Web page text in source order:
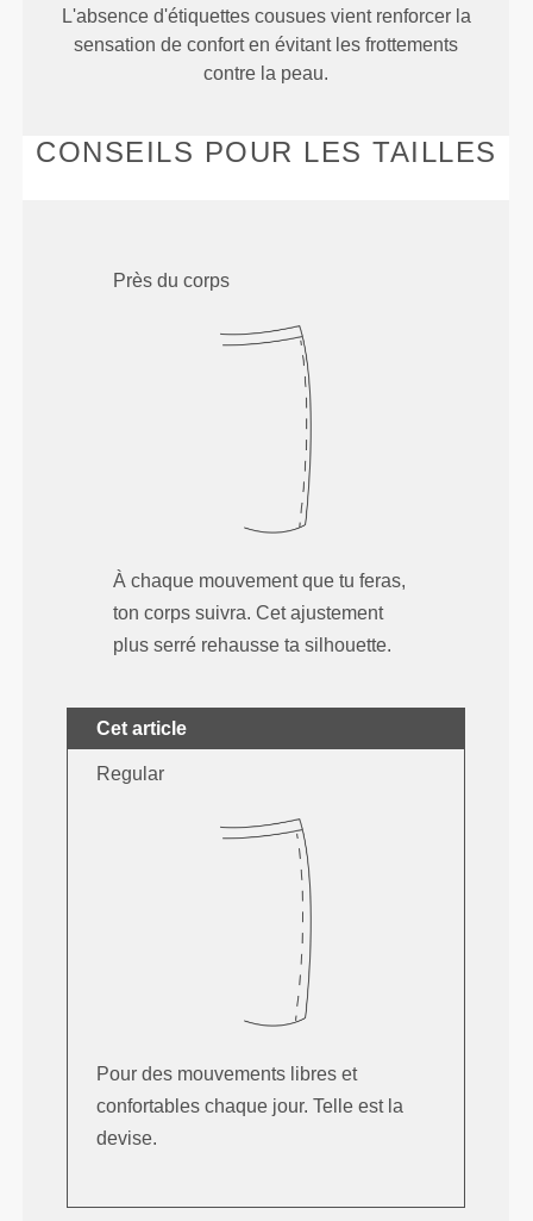
L'absence d'étiquettes cousues vient renforcer la
sensation de confort en évitant les frottements
contre la peau.
CONSEILS POUR LES TAILLES
Près du corps
À chaque mouvement que tu feras,
ton corps suivra. Cet ajustement
plus serré rehausse ta silhouette.
Cet article
Regular
Pour des mouvements libres et
confortables chaque jour. Telle est la
devise.